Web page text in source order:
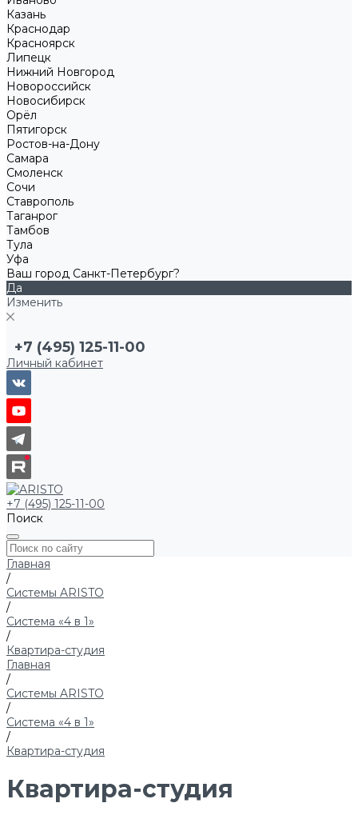
Казань
Краснодар
Красноярск
Липецк
Нижний Новгород
Новороссийск
Новосибирск
Орёл
Пятигорск
Ростов-на-Дону
Самара
Смоленск
Сочи
Ставрополь
Таганрог
Тамбов
Тула
Уфа
Ваш город Санкт-Петербург?
Да
Изменить
+7 (495) 125-11-00
Личный кабинет
+7 (495) 125-11-00
Поиск
Главная
/
Системы ARISTO
/
Система «4 в 1»
/
Квартира-студия
Главная
/
Системы ARISTO
/
Система «4 в 1»
/
Квартира-студия
Квартира-студия